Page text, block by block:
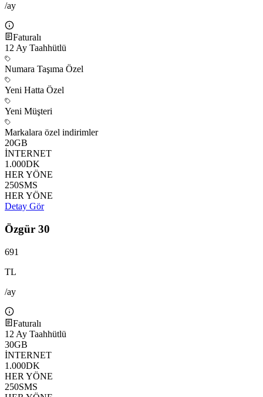
/ay
Faturalı
12 Ay Taahhütlü
Numara Taşıma Özel
Yeni Hatta Özel
Yeni Müşteri
Markalara özel indirimler
20GB
İNTERNET
1.000DK
HER YÖNE
250SMS
HER YÖNE
Detay Gör
Özgür 30
691
TL
/ay
Faturalı
12 Ay Taahhütlü
30GB
İNTERNET
1.000DK
HER YÖNE
250SMS